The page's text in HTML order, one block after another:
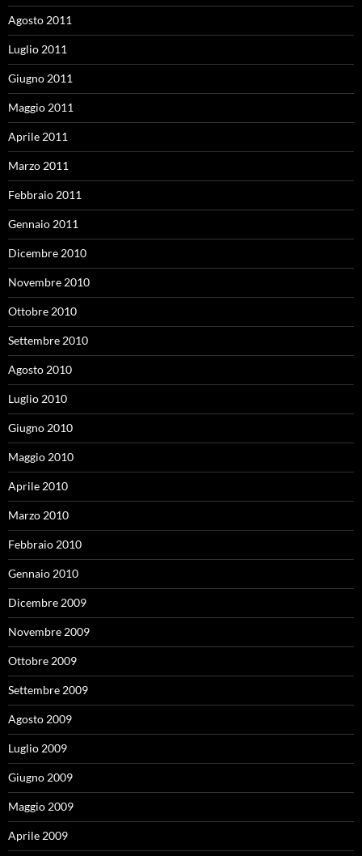
Agosto 2011
Luglio 2011
Giugno 2011
Maggio 2011
Aprile 2011
Marzo 2011
Febbraio 2011
Gennaio 2011
Dicembre 2010
Novembre 2010
Ottobre 2010
Settembre 2010
Agosto 2010
Luglio 2010
Giugno 2010
Maggio 2010
Aprile 2010
Marzo 2010
Febbraio 2010
Gennaio 2010
Dicembre 2009
Novembre 2009
Ottobre 2009
Settembre 2009
Agosto 2009
Luglio 2009
Giugno 2009
Maggio 2009
Aprile 2009